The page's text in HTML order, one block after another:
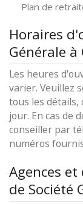
Plan de
Horaires
Générale à
Les heures
varier. Veuillez
tous les détails,
jour. En cas de
conseiller par
numéros
Agences
de Société